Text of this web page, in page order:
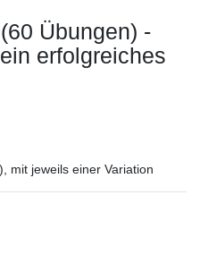
Übungen) -
erfolgreiches
mit jeweils einer Variation